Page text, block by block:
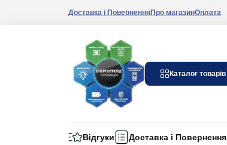
Доставка і ПоверненняПро магазинОплата
Каталог товарів
Відгуки Доставка і Повернення